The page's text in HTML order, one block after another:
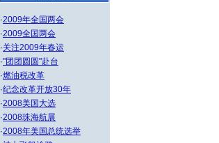
·2009年全国两会
·2009全国两会
·关注2009年春运
·"团团圆圆"赴台
·燃油税改革
·纪念改革开放30年
·2008美国大选
·2008珠海航展
·2008年美国总统选举